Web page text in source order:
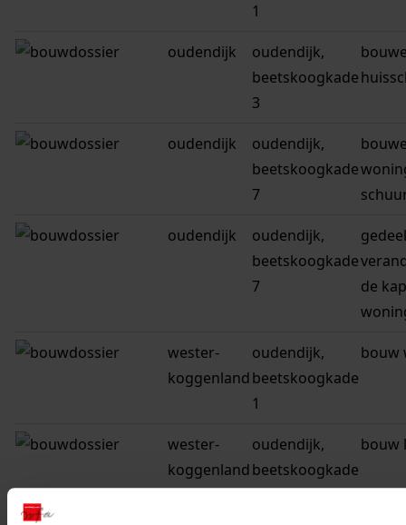
1
oudendijk
oudendijk,
beetskoogkade
3
oudendijk
oudendijk,
beetskoogkade
7
oudendijk
oudendijk,
beetskoogkade
7
de
wester-
koggenland
oudendijk,
beetskoogkade
1
bouw
wester-
koggenland
oudendijk,
beetskoogkade
1
bouw